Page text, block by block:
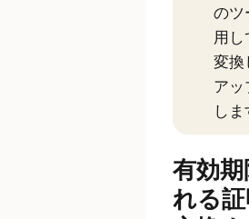
のツ
用し
変換
アッ
し
有効
れる